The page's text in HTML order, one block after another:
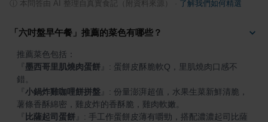
本問答由 AI 整理自真實食記（附資料來源） 了解我們如何精選
「六吋盤早午餐」推薦的菜色有哪些？
墨西哥里肌燒肉蛋餅
: 蛋餅皮酥脆軟Q，里肌燒肉口感不
小鍋炸雞咖哩餅拼盤
: 份量澎湃超值，水果生菜新鮮清脆，
比薩起司蛋餅
: 手工作蛋餅皮薄有嚼勁，搭配濃濃起司比薩